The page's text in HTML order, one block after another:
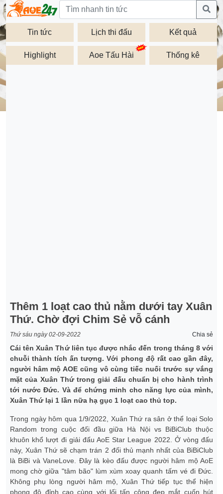
Tin tức Lịch thi đấu Kết quả
Highlight Aoe Tấu Hài Thống kê
Thêm 1 loạt cao thủ nằm dưới tay Xuân
Thứ. Chờ đợi Chim Sẻ vỗ cánh
Thứ sáu ngày 02-09-2022 Chia sẻ
Cái tên Xuân Thứ liên tục được nhắc đến trong tháng 8 với
chuỗi thành tích ấn tượng. Với phong độ rất cao gần đây,
người hâm mộ AOE cũng vô cùng tiếc nuối trước sự vắng
mặt của Xuân Thứ trong giải đấu chuẩn bị cho hành trình
tới nước Đức. Và để chứng minh cho năng lực của mình,
Xuân Thứ lại 1 lần nữa hạ gục 1 loạt cao thủ top.
Trong ngày hôm qua 1/9/2022, Xuân Thứ ra sân ở thể loại Solo
Random trong cuộc đối đầu giữa Hà Nội vs BiBiClub thuộc
khuôn khổ lượt đi giải đấu AoE Star League 2022. Ở vòng đấu
này, Xuân Thứ sẽ chạm trán 2 đối thủ mạnh nhất của BiBiClub
là BiBi và VaneLove. Đây là kèo đấu được người hâm mộ AoE
mong chờ giữa "tâm bão" lùm xùm xoay quanh tấm vé đi Đức.
Không phụ lòng người hâm mộ, Xuân Thứ tiếp tục thể hiện
phong độ đỉnh cao cùng với lối tấn công đẹp mắt cuốn hút